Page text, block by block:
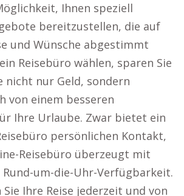
Ihnen speziell
bereitzustellen, die auf
und Wünsche abgestimmt
Reisebüro wählen, sparen Sie
nicht nur Geld, sondern
von einem besseren
Ihre Urlaube. Zwar bietet ein
persönlichen Kontakt,
Reisebüro überzeugt mit
um-die-Uhr-Verfügbarkeit.
Sie Ihre Reise jederzeit und von